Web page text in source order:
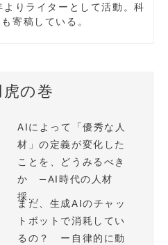
りライターとして活動。科
寄稿している。
の巻
AIによって「優秀な人
材」の定義が変化した
ことを、どうみるべき
か —AI時代の人材
採...
まだ、生成AIのチャッ
トボットで消耗してい
るの？ ー自律的に動